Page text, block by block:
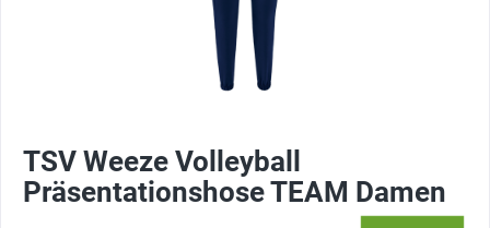
TSV Weeze Volleyball
Präsentationshose TEAM Damen